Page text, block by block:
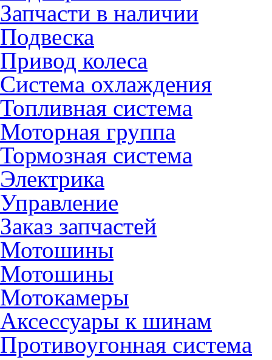
Запчасти в наличии
Подвеска
Привод колеса
Система охлаждения
Топливная система
Моторная группа
Тормозная система
Электрика
Управление
Заказ запчастей
Мотошины
Мотошины
Мотокамеры
Аксессуары к шинам
Противоугонная система